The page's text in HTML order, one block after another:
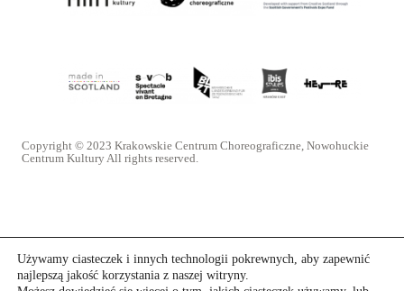
Copyright © 2023 Krakowskie Centrum Choreograficzne, Nowohuckie
Centrum Kultury All rights reserved.
Używamy ciasteczek i innych technologii pokrewnych, aby zapewnić
najlepszą jakość korzystania z naszej witryny.